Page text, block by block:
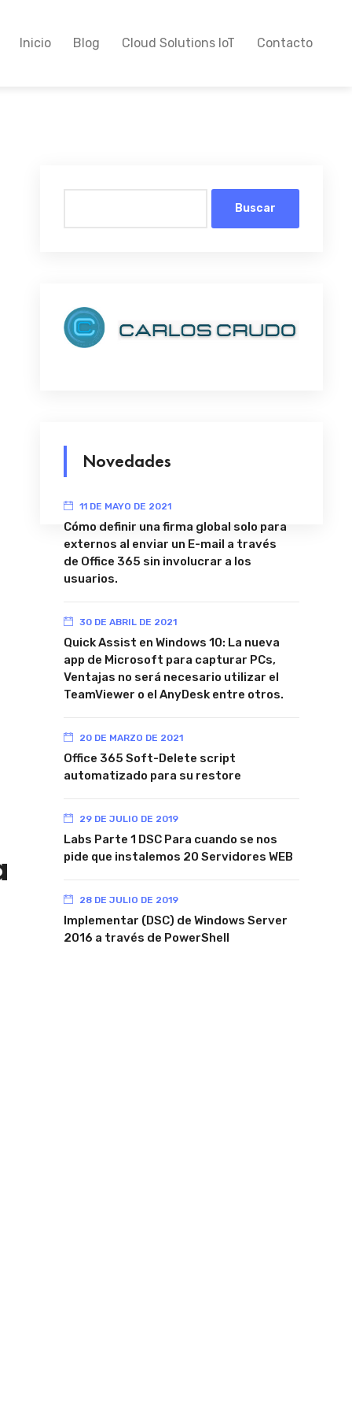
Inicio Blog Cloud Solutions IoT Contacto
Buscar
Novedades
11 DE MAYO DE 2021
Cómo definir una firma global solo para
externos al enviar un E-mail a través
de Office 365 sin involucrar a los
usuarios.
30 DE ABRIL DE 2021
Quick Assist en Windows 10: La nueva
app de Microsoft para capturar PCs,
Ventajas no será necesario utilizar el
TeamViewer o el AnyDesk entre otros.
20 DE MARZO DE 2021
Office 365 Soft-Delete script
automatizado para su restore
29 DE JULIO DE 2019
Labs Parte 1 DSC Para cuando se nos
pide que instalemos 20 Servidores WEB
28 DE JULIO DE 2019
Implementar (DSC) de Windows Server
2016 a través de PowerShell